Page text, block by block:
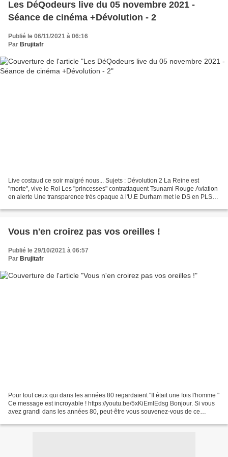
Les DéQodeurs live du 05 novembre 2021 -
Séance de cinéma +Dévolution - 2
Publié le 06/11/2021 à 06:16
Par Brujitafr
Live costaud ce soir malgré nous... Sujets : Dévolution 2 La Reine est
"morte", vive le Roi Les "princesses" contrattaquent Tsunami Rouge Aviation
en alerte Une transparence très opaque à l'U.E Durham met le DS en PLS
Vous n'en croirez pas vos oreilles !
Publié le 29/10/2021 à 06:57
Par Brujitafr
Pour tout ceux qui dans les années 80 regardaient "Il était une fois l'homme "
Ce message est incroyable ! https://youtu.be/5xKiEmlEdsg Bonjour. Si vous
avez grandi dans les années 80, peut-être vous souvenez-vous de ce